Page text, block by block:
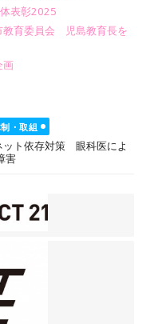
表彰2025
教育委員会 児島教育長を
画
・取組
ット依存対策 眼科医によ
害